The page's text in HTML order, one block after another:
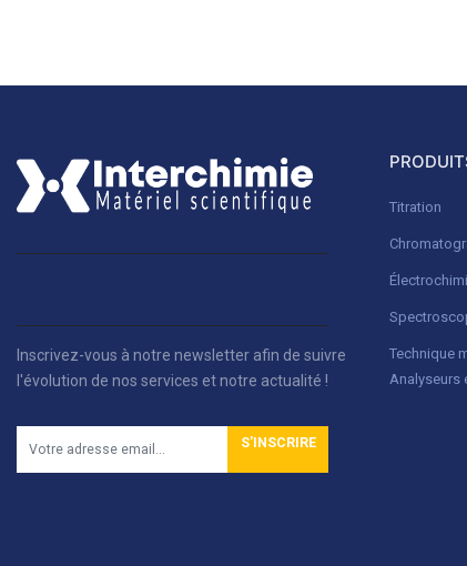
Inscrivez-vous à notre newsletter afin de suivre
l'évolution de nos services et notre actualité !
S'INSCRIRE
Titration
Technique
Analyseurs